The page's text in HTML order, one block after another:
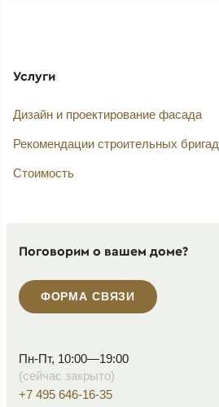
Услуги
Дизайн и проектирование фасада
Рекомендации строительных бригад
Стоимость
Поговорим о вашем доме?
ФОРМА СВЯЗИ
Пн-Пт, 10:00—19:00
(сейчас закрыто)
+7 495 646-16-35